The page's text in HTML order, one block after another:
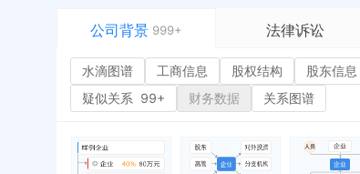
公司背景 999+ 法律诉讼
水滴图谱
工商信息
股东信息
主要人员 2
司法案件
立案信息
法院公告
裁判文书
水滴图谱 工商信息 股权结构 股东信息
疑似关系 99+ 财务数据 关系图谱